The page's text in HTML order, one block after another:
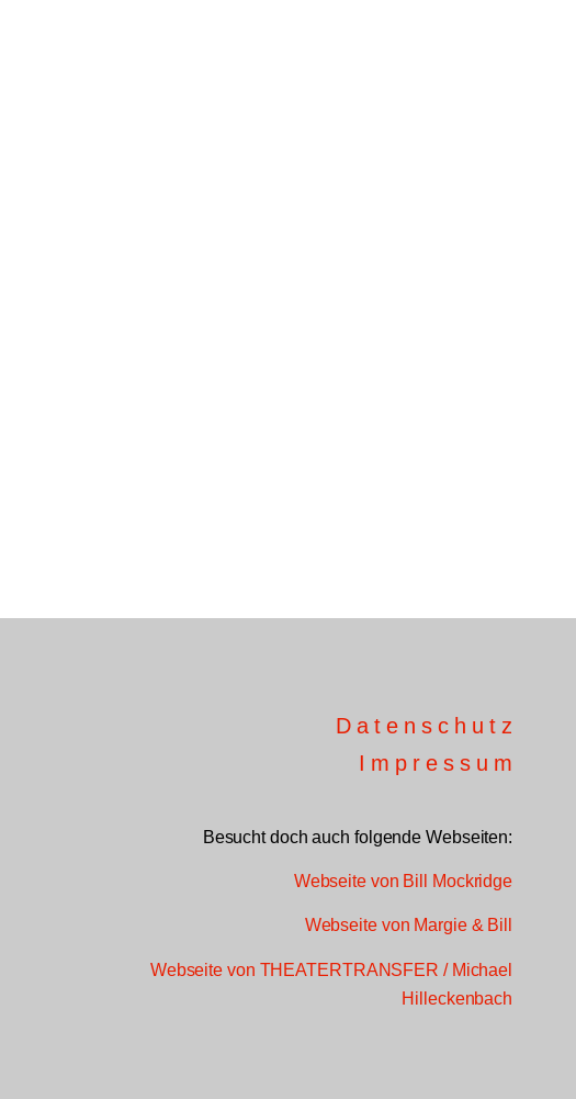
Datenschutz
Impressum
Besucht doch auch folgende Webseiten:
Webseite von Bill Mockridge
Webseite von Margie & Bill
Webseite von THEATERTRANSFER / Michael
Hilleckenbach